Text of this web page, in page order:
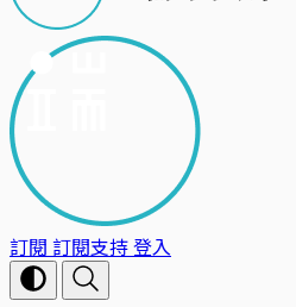
訂閱 訂閱支持登入